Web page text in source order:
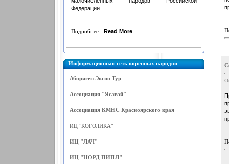
Федерации.
Подробнее - Read More
Информационная сеть коренных народов
Абориген Экспо Тур
Ассоциация "Ясавэй"
Ассоциация КМНС Красноярского края
ИЦ "КОГОЛИКА"
ИЦ "ЛАЧ"
ИЦ "НОРД ПИПЛ"